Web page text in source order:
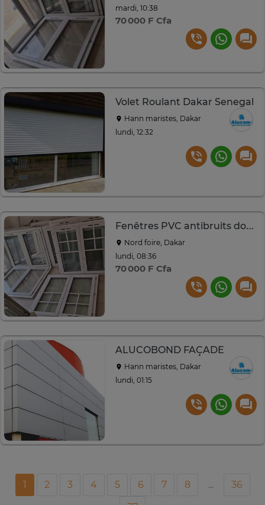
mardi, 10:38
70 000 F Cfa
Volet Roulant Dakar Senegal
Hann maristes, Dakar
lundi, 12:32
Fenêtres PVC antibruits doubles vitrages
Nord foire, Dakar
lundi, 08:36
70 000 F Cfa
ALUCOBOND FAÇADE
Hann maristes, Dakar
lundi, 01:15
1 2 3 4 5 6 7 8 ...
36